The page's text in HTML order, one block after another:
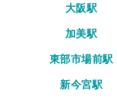
大阪駅
加美駅
東部市場前駅
新今宮駅